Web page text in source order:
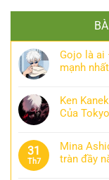
Gojo là ai
mạnh nhất
Ken
Của
31
Th7
Mina
tràn đầy